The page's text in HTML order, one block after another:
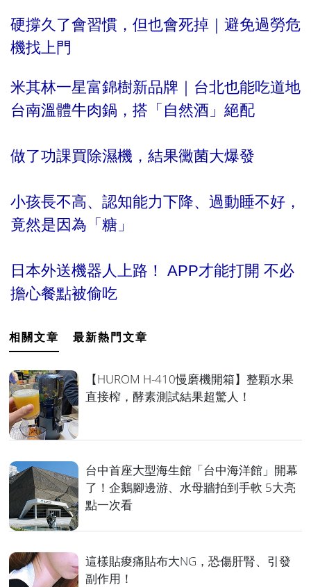
硬撐久了會習慣，但也會死掉｜避免過勞危
機找上門
米其林一星富錦樹新品牌｜台北也能吃道地
台南溫體牛肉鍋，搭「自然酒」絕配
做了功課買除濕機，結果黴菌大爆發
小孩長不高、認知能力下降、過動睡不好，
竟然是因為「糖」
日本外送機器人上路！ APP才能打開 不必
擔心餐點被偷吃
相關文章 最新熱門文章
【HUROM H-410慢磨機開箱】整顆水果
直接榨，酵素測試結果超驚人！
台中首座大型海生館「台中海洋館」開幕
了！企鵝腳邊游、水母牆拍到手軟 5大亮
點一次看
這樣貼痠痛貼布大NG，恐傷肝腎、引發
副作用！